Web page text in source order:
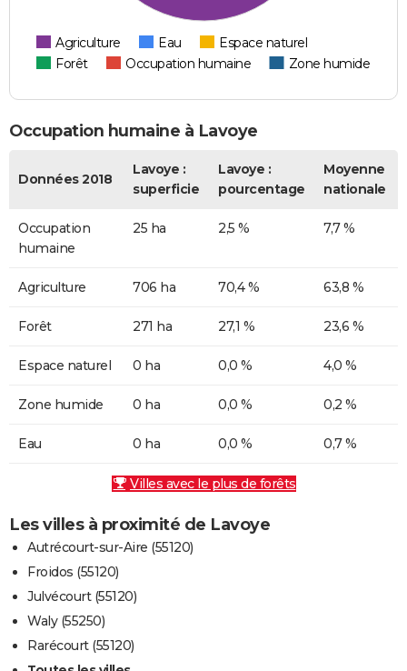
Agriculture Eau
Espace naturel
Forêt
Occupation humaine Zone humide
Occupation humaine à Lavoye
Données 2018
Lavoye :
superficie
Lavoye :
pourcentage
Moyenne
nationale
Occupation
humaine
25 ha 2,5 % 7,7 %
Agriculture 706 ha 70,4 % 63,8 %
Forêt 271 ha 27,1 % 23,6 %
Espace naturel 0 ha 0,0 % 4,0 %
Zone humide 0 ha 0,0 % 0,2 %
Eau 0 ha 0,0 % 0,7 %
Villes avec le plus de forêts
Les villes à proximité de Lavoye
Autrécourt-sur-Aire (55120)
Froidos (55120)
Julvécourt (55120)
Waly (55250)
Rarécourt (55120)